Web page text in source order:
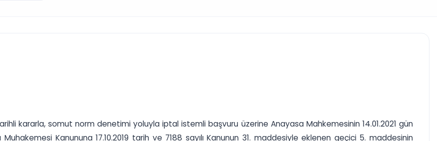
kararla, somut norm denetimi yoluyla iptal istemli başvuru üzerine Anayasa Mahkemesinin 14.01.2021 gün
Muhakemesi Kanununa 17.10.2019 tarih ve 7188 sayılı Kanunun 31. maddesiyle eklenen geçici 5. maddesinin